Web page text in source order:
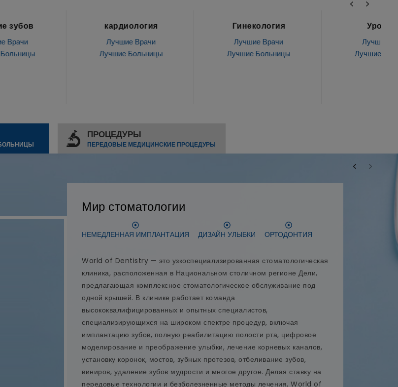
Лучшие Больницы
Лучшие Больницы
Лучшие Больницы
ПРОЦЕДУРЫ
ПЕРЕДОВЫЕ МЕДИЦИНСКИЕ ПРОЦЕДУРЫ
Мир стоматологии
НЕМЕДЛЕННАЯ ИМПЛАНТАЦИЯ ДИЗАЙН УЛЫБКИ ОРТОДОНТИЯ
World of Dentistry — это узкоспециализированная стоматологическая
клиника, расположенная в Национальном столичном регионе Дели,
предлагающая комплексное стоматологическое обслуживание под
одной крышей. В клинике работает команда
высококвалифицированных и опытных специалистов,
специализирующихся на широком спектре процедур, включая
имплантацию зубов, полную реабилитацию полости рта, цифровое
моделирование и преображение улыбки, лечение корневых каналов,
установку коронок, мостов, зубных протезов, отбеливание зубов,
виниров, удаление зубов мудрости и многое другое. Делая ставку на
передовые технологии и безболезненные методы лечения, World of